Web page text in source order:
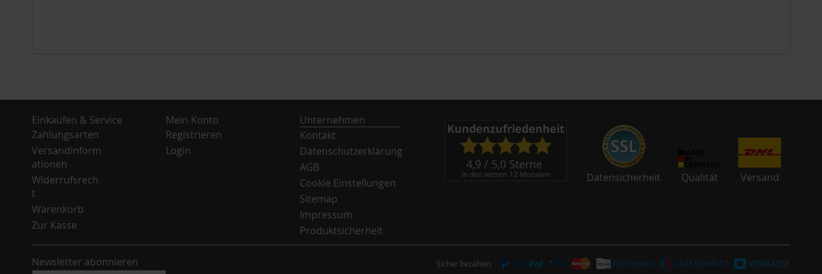
Einkaufen & Service
Zahlungsarten
Versandinform
ationen
Widerrufsrech
t
Warenkorb
Zur Kasse
Mein Konto
Registrieren
Login
Unternehmen
Kontakt
Datenschutzerklärung
AGB
Cookie Einstellungen
Sitemap
Impressum
Produktsicherheit
Datensicherheit Qualität Versand
Newsletter abonnieren Sicher bezahlen